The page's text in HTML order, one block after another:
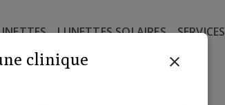
clinique
LUNETTES SOLAIRES SERVICES